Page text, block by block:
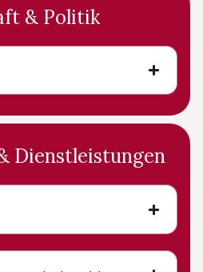
& Politik
Dienstleistungen